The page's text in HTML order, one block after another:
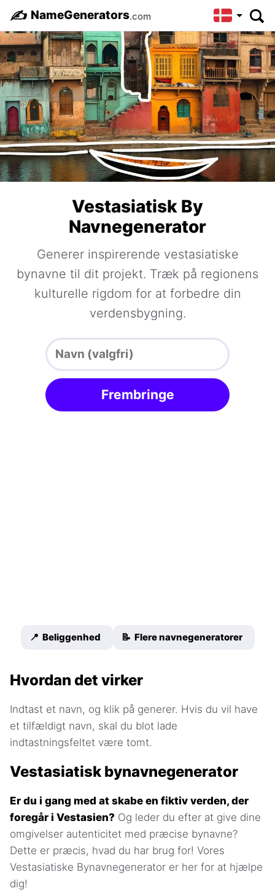
✍️ NameGenerators.com
Vestasiatisk By
Navnegenerator
Generer inspirerende vestasiatiske
bynavne til dit projekt. Træk på regionens
kulturelle rigdom for at forbedre din
verdensbygning.
Frembringe
📍 Beliggenhed 📝 Flere navnegeneratorer
Hvordan det virker
Indtast et navn, og klik på generer. Hvis du vil have
et tilfældigt navn, skal du blot lade
indtastningsfeltet være tomt.
Vestasiatisk bynavnegenerator
Er du i gang med at skabe en fiktiv verden, der
foregår i Vestasien? Og leder du efter at give dine
omgivelser autenticitet med præcise bynavne?
Dette er præcis, hvad du har brug for! Vores
Vestasiatiske Bynavnegenerator er her for at hjælpe
dig!